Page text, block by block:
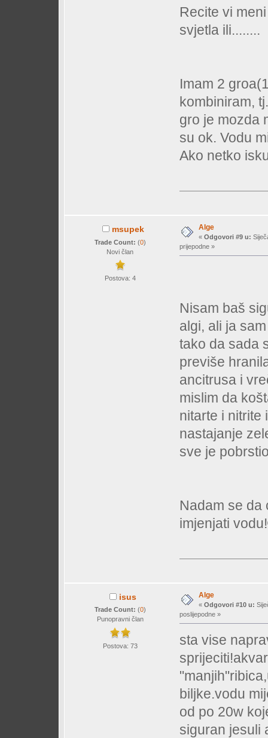
Recite vi
svjetla ili........
Imam 2
kombiniram,
gro je mozda
su ok. Vodu
Ako netko
msupek
Trade Count: (0)
Novi član
Postova: 4
Alge
« Odgovori #9 u:
prijepodne »
Nisam baš
algi, ali ja
tako da sada
previše
ancitrusa i
mislim da
nitarte i nitrite
nastajanje
sve je
Nadam se da
imjenjati vodu!
isus
Trade Count: (0)
Punopravni član
Postova: 73
Alge
« Odgovori #10 u:
poslijepodne »
sta vise
biljke.vodu
od po 20w
siguran jesuli